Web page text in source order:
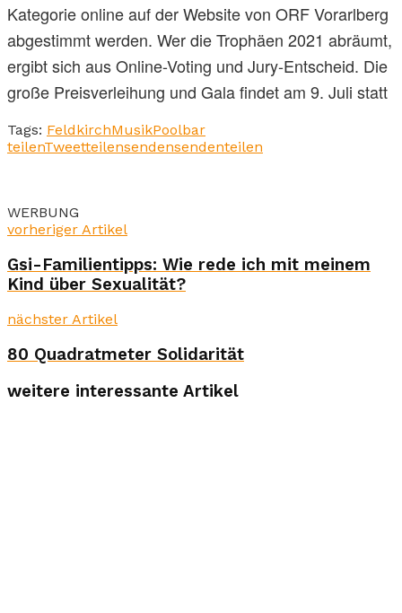
Kategorie online auf der Website von ORF Vorarlberg
abgestimmt werden. Wer die Trophäen 2021 abräumt,
ergibt sich aus Online-Voting und Jury-Entscheid. Die
große Preisverleihung und Gala findet am 9. Juli statt
Tags: FeldkirchMusikPoolbar
teilenTweetteilensendensendenteilen
WERBUNG
vorheriger Artikel
Gsi-Familientipps: Wie rede ich mit meinem
Kind über Sexualität?
nächster Artikel
80 Quadratmeter Solidarität
weitere interessante Artikel